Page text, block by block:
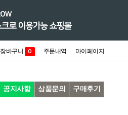
장바구니 0 주문내역 마이페이지
공지사항 상품문의 구매후기